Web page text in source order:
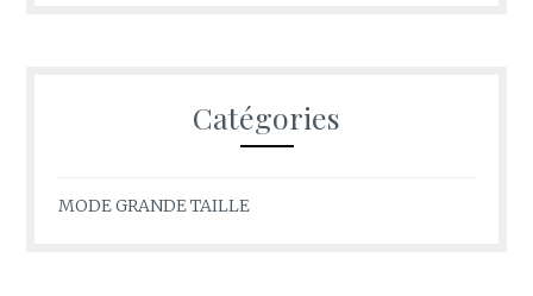
Catégories
MODE GRANDE TAILLE